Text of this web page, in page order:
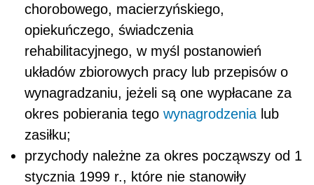
chorobowego, macierzyńskiego,
opiekuńczego, świadczenia
rehabilitacyjnego, w myśl postanowień
układów zbiorowych pracy lub przepisów o
wynagradzaniu, jeżeli są one wypłacane za
okres pobierania tego wynagrodzenia lub
zasiłku;
przychody należne za okres począwszy od 1
stycznia 1999 r., które nie stanowiły